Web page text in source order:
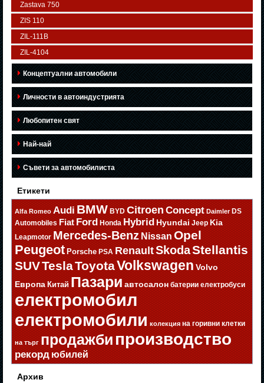
Zastava 750
ZIS 110
ZIL-111В
ZIL-4104
Концептуални автомобили
Личности в автоиндустрията
Любопитен свят
Най-най
Съвети за автомобилиста
Етикети
Alfa Romeo Audi BMW BYD Citroen Concept Daimler DS
Automobiles Fiat Ford Honda Hybrid Hyundai Jeep Kia
Leapmotor Mercedes-Benz Nissan Opel
Peugeot Porsche PSA RenaultSkodaStellantis
SUVTeslaToyotaVolkswagen Volvo
Европа Китай Пазари автосалон батерии електробуси
електромобил
електромобили колекция на горивни клетки
на търг продажбипроизводство
рекорд юбилей
Архив